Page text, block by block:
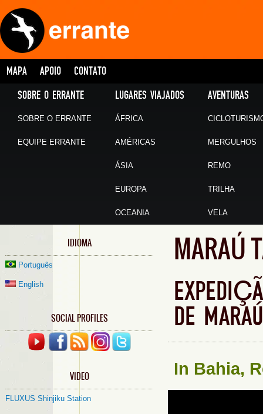
MAPA APOIO CONTATO
SOBRE O ERRANTE
SOBRE O ERRANTE
EQUIPE ERRANTE
LUGARES VIAJADOS
ÁFRICA
AMÉRICAS
ÁSIA
EUROPA
OCEANIA
AVENTURAS
MERGULHOS
REMO
TRILHA
VELA
IDIOMA
Português
English
SOCIAL PROFILES
VIDEO
FLUXUS Shinjiku Station
MARAÚ
DE MARAÚ
In Bahia,